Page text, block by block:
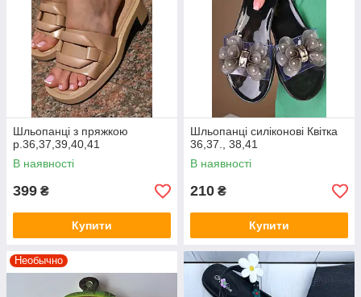
Шльопанці з пряжкою
р.36,37,39,40,41
В наявності
399 ₴
Купити
Шльопанці силіконові Квітка
36,37., 38,41
В наявності
210 ₴
Купити
Необычно